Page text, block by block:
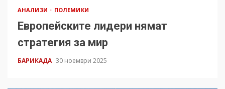
АНАЛИЗИ ПОЛЕМИКИ
Европейските лидери нямат
стратегия за мир
БАРИКАДА 30 ноември 2025